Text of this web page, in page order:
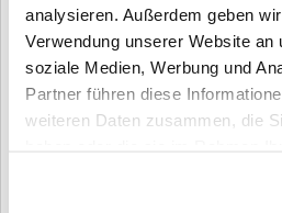
analysieren. Außerdem geben
Verwendung unserer Website an
soziale Medien, Werbung und
Partner führen diese
weiteren Daten zusammen, die
Fragen zum Artikel?
Artikel-Nr.:
Widerruf /